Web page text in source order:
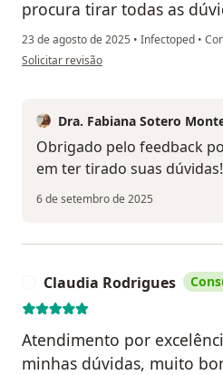
procura tirar todas as
23 de agosto de 2025 • Infectoped •
na opinião do utilizador Pâmela
Solicitar revisão
Dra. Fabiana Sotero
Obrigado pelo feedback
em ter tirado suas dúvidas!
6 de setembro de 2025
Claudia Rodrigues
Atendimento por
minhas dúvidas, muito